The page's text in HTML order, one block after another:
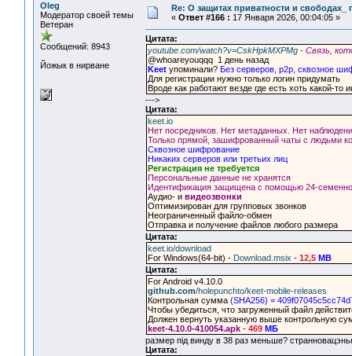
Oleg
Модератор своей темы
Ветеран
Сообщений: 8943
Йожык в нирване
Re: О защитах приватности и
« Ответ #166 : 17 Января 2026, 00:04:05 »
Цитата:
youtube.com/watch?v=CskHpkMXPMg - Связь,
@whoareyouqqq 1 день назад
Keet упоминали? Без серверов, p2p, сквозное
Для регистрации нужно только логин придумать
Вроде как работают везде где есть хоть какой-
--->
Цитата:
keet.io
Нет посредников. Нет метаданных. Нет
Только прямой, зашифрованный чаты с людьми
Сквозное шифрование
Никаких серверов или третьих лиц
Регистрация не требуется
Персональные данные не хранятся
Идентификация защищена с помощью 24-
Аудио- и видеозвонки
Оптимизирован для групповых звонков
Неограниченный файло-обмен
Отправка и получение файлов любого размера
Цитата:
keet.io/download
For Windows(64-bit) - Download.msix - 12,5 MB
Цитата:
For Android v4.10.0
github.com/holepunchto/keet-mobile-releases
Контрольная сумма (SHA256) =
Чтобы убедиться, что загруженный файл
Должен вернуть указанную выше контрольную
keet-4.10.0-410054.apk - 469 МБ
размер пiд винду в 38 раз меньше?
Цитата: